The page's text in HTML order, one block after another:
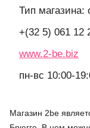
Тип магазина:
+(32 5) 061 12
www.2-be.biz
пн-вс 10:00-
Магазин 2be